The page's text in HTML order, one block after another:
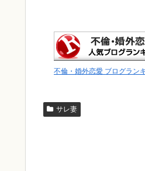
不倫・婚外恋愛 ブログラン
サレ妻